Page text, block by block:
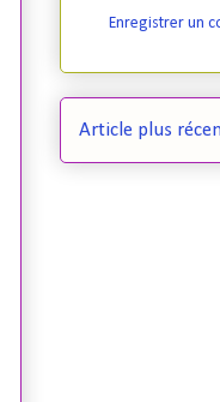
Enregistrer un
Article plus